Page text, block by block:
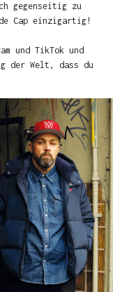
gegenseitig zu
Cap einzigartig!
und TikTok und
der Welt, dass du